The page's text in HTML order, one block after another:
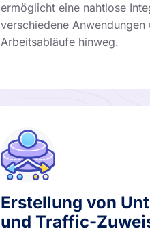
ermöglicht eine nahtlose
verschiedene Anwendungen
Arbeitsabläufe hinweg.
Erstellung von
und Traffic-